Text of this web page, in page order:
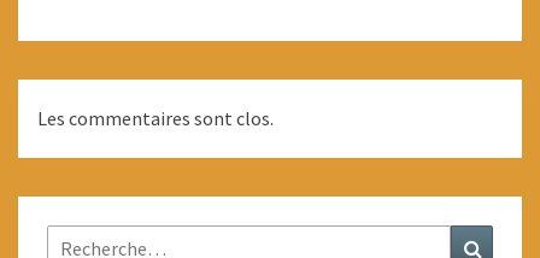
Les commentaires sont clos.
Rechercher :